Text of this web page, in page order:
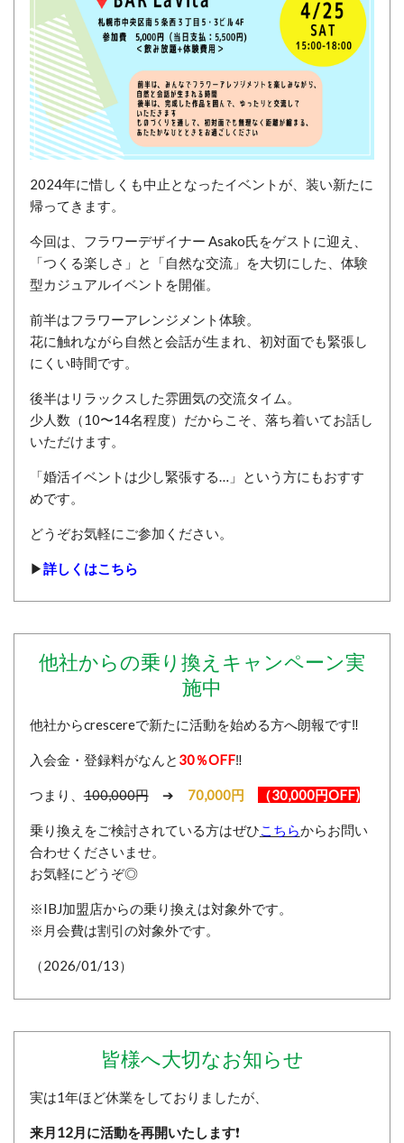
2024年に惜しくも中止となったイベントが、装い新たに
帰ってきます。
今回は、フラワーデザイナー Asako氏をゲストに迎え、
「つくる楽しさ」と「自然な交流」を大切にした、体験
型カジュアルイベントを開催。
前半はフラワーアレンジメント体験。
花に触れながら自然と会話が生まれ、初対面でも緊張し
にくい時間です。
後半はリラックスした雰囲気の交流タイム。
少人数（10〜14名程度）だからこそ、落ち着いてお話し
いただけます。
「婚活イベントは少し緊張する…」という方にもおすす
めです。
どうぞお気軽にご参加ください。
▶詳しくはこちら
他社からの乗り換えキャンペーン実
施中
他社からcrescereで新たに活動を始める方へ朗報です‼️
入会金・登録料がなんと 30％OFF‼️
つまり、100,000円 ➔ 70,000円 （30,000円OFF)
乗り換えをご検討されている方はぜひこちらからお問い
合わせくださいませ。
お気軽にどうぞ◎
※IBJ加盟店からの乗り換えは対象外です。
※月会費は割引の対象外です。
（2026/01/13）
皆様へ大切なお知らせ
実は1年ほど休業をしておりましたが、
来月12月に活動を再開いたします❗